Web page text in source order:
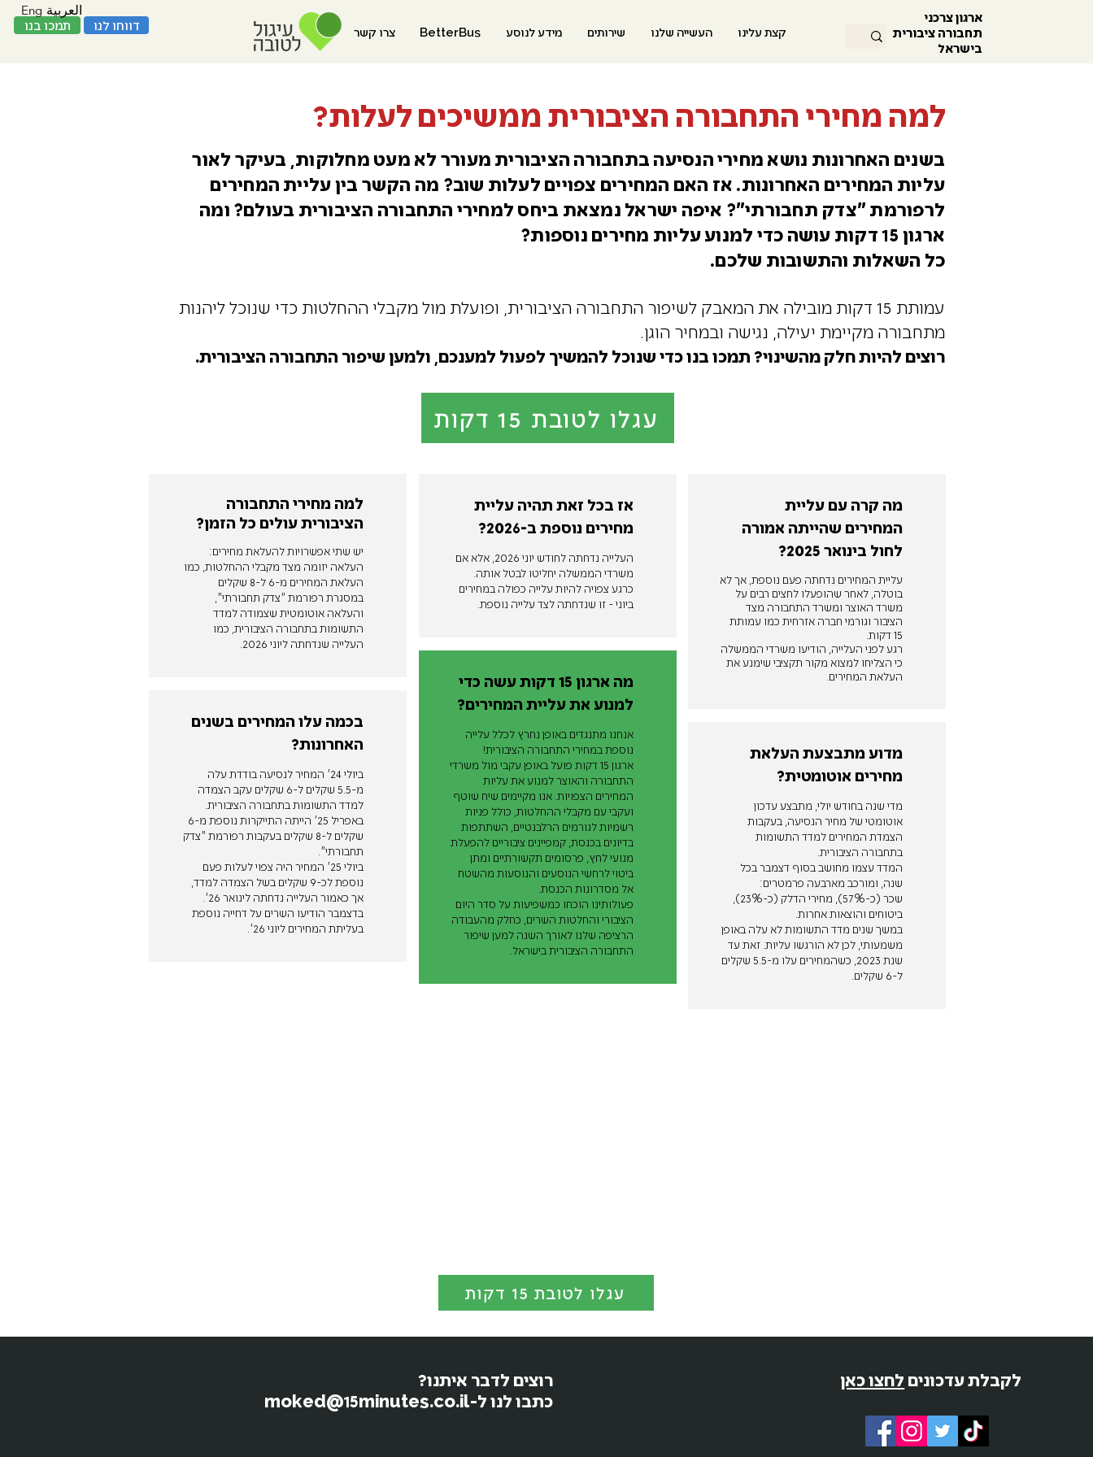
תמכו בנו דווחו לנו
العربية Eng
ארגון צרכני
תחבורה ציבורית
בישראל
קצת עלינו העשייה שלנו שירותים מידע לנוסע BetterBus צרו קשר
למה מחירי התחבורה הציבורית ממשיכים לעלות?
בשנים האחרונות נושא מחירי הנסיעה בתחבורה הציבורית מעורר לא מעט מחלוקות, בעיקר לאור
עליות המחירים האחרונות. אז האם המחירים צפויים לעלות שוב? מה הקשר בין עליית המחירים
לרפורמת "צדק תחבורתי"? איפה ישראל נמצאת ביחס למחירי התחבורה הציבורית בעולם? ומה
ארגון 15 דקות עושה כדי למנוע עליות מחירים נוספות?
כל השאלות והתשובות שלכם.
עמותת 15 דקות מובילה את המאבק לשיפור התחבורה הציבורית, ופועלת מול מקבלי ההחלטות כדי שנוכל ליהנות
מתחבורה מקיימת יעילה, נגישה ובמחיר הוגן.
רוצים להיות חלק מהשינוי? תמכו בנו כדי שנוכל להמשיך לפעול למענכם, ולמען שיפור התחבורה הציבורית.
עגלו לטובת 15 דקות
מה קרה עם עליית
המחירים שהייתה אמורה
לחול בינואר 2025?
עליית המחירים נדחתה פעם נוספת, אך לא
בוטלה, לאחר שהופעלו לחצים רבים על
משרד האוצר ומשרד התחבורה מצד
הציבור וגורמי חברה אזרחית כמו עמותת
15 דקות.
רגע לפני העלייה, הודיעו משרדי הממשלה
כי הצליחו למצוא מקור תקציבי שימנע את
העלאת המחירים.
מדוע מתבצעת העלאת
מחירים אוטומטית?
מדי שנה בחודש יולי, מתבצע עדכון
אוטומטי של מחיר הנסיעה, בעקבות
הצמדת המחירים למדד התשומות
בתחבורה הציבורית.
המדד עצמו מחושב בסוף דצמבר בכל
שנה, ומורכב מארבעה פרמטרים:
שכר (כ-57%), מחירי הדלק (כ-23%),
ביטוחים והוצאות אחרות.
במשך שנים מדד התשומות לא עלה באופן
משמעותי, לכן לא הורגשו עליות. זאת עד
שנת 2023, כשהמחירים עלו מ-5.5 שקלים
ל-6 שקלים.
אז בכל זאת תהיה עליית
מחירים נוספת ב-2026?
העלייה נדחתה לחודש יוני 2026, אלא אם
משרדי הממשלה יחליטו לבטל אותה.
כרגע צפויה להיות עלייה כפולה במחירים
ביוני - זו שנדחתה לצד עלייה נוספת.
מה ארגון 15 דקות עשה כדי
למנוע את עליית המחירים?
אנחנו מתנגדים באופן נחרץ לכלל עלייה
נוספת במחירי התחבורה הציבורית!
ארגון 15 דקות פועל באופן עקבי מול משרדי
התחבורה והאוצר למנוע את עליות
המחירים הצפויות. אנו מקיימים שיח שוטף
ועקבי עם מקבלי ההחלטות, כולל פניות
רשמיות לגורמים הרלבנטיים, השתתפות
בדיונים בכנסת, קמפיינים ציבוריים להפעלת
מנועי לחץ, פרסומים תקשורתיים ומתן
ביטוי לרחשי הנוסעים והנוסעות מהשטח
אל מסדרונות הכנסת.
פעולותינו הוכחו כמשפיעות על סדר היום
הציבורי והחלטות השרים, כחלק מהעבודה
הרציפה שלנו לאורך השנה למען שיפור
התחבורה הציבורית בישראל.
למה מחירי התחבורה
הציבורית עולים כל הזמן?
יש שתי אפשרויות להעלאת מחירים:
העלאה יזומה מצד מקבלי ההחלטות, כמו
העלאת המחירים מ-6 ל-8 שקלים
במסגרת רפורמת "צדק תחבורתי",
והעלאה אוטומטית שצמודה למדד
התשומות בתחבורה הציבורית, כמו
העלייה שנדחתה ליוני 2026.
בכמה עלו המחירים בשנים
האחרונות?
ביולי 24' המחיר לנסיעה בודדת עלה
מ-5.5 שקלים ל-6 שקלים עקב הצמדה
למדד התשומות בתחבורה הציבורית.
באפריל 25' הייתה התייקרות נוספת מ-6
שקלים ל-8 שקלים בעקבות רפורמת "צדק
תחבורתי".
ביולי 25' המחיר היה צפוי לעלות פעם
נוספת לכ-9 שקלים בשל הצמדה למדד,
אך כאמור העלייה נדחתה לינואר 26'.
בדצמבר הודיעו השרים על דחייה נוספת
בעליתת המחירים ליוני 26'.
עגלו לטובת 15 דקות
רוצים לדבר איתנו?
כתבו לנו ל-moked@15minutes.co.il
לקבלת עדכונים לחצו כאן